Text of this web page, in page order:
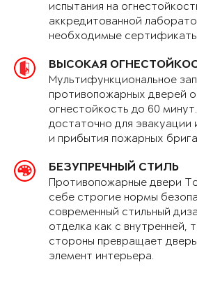
испытания на
аккредитованной
необходимые
ВЫСОКАЯ
Мультифункциональное
противопожарных дверей
огнестойкость до 60
достаточно для эвакуации
и прибытия пожарных
БЕЗУПРЕЧНЫЙ СТИЛЬ
Противопожарные двери
себе строгие нормы
современный стильный
отделка как с внутренней,
стороны превращает
элемент интерьера.